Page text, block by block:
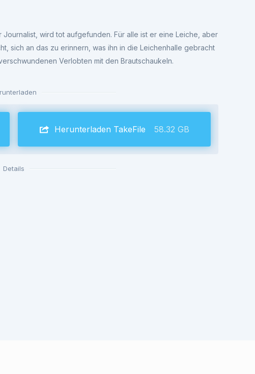
wird tot aufgefunden. Für alle ist er eine Leiche, aber
sich an das zu erinnern, was ihn in die Leichenhalle gebracht
Verlobten mit den Brautschaukeln.
Herunterladen TakeFile 58.32 GB
Details